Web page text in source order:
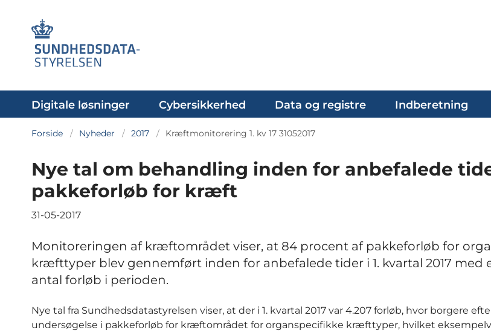
Digitale løsninger Cybersikkerhed Data og registre Indberetning
Forside Nyheder 2017 Kræftmonitorering 1. kv 17 31052017
Nye tal om behandling inden for anbefalede
pakkeforløb for kræft
31-05-2017
Monitoreringen af kræftområdet viser, at 84 procent af pakkeforløb for
kræfttyper blev gennemført inden for anbefalede tider i 1. kvartal 2017 med
antal forløb i perioden.
Nye tal fra Sundhedsdatastyrelsen viser, at der i 1. kvartal 2017 var 4.207 forløb, hvor borgere
undersøgelse i pakkeforløb for kræftområdet for organspecifikke kræfttyper, hvilket